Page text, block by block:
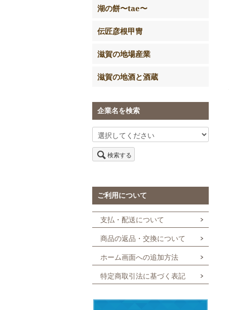
湖の餅〜tae〜
伝匠彦根甲冑
滋賀の地場産業
滋賀の地酒と酒蔵
企業名を検索
検索する
ご利用について
支払・配送について
商品の返品・交換について
ホーム画面への追加方法
特定商取引法に基づく表記